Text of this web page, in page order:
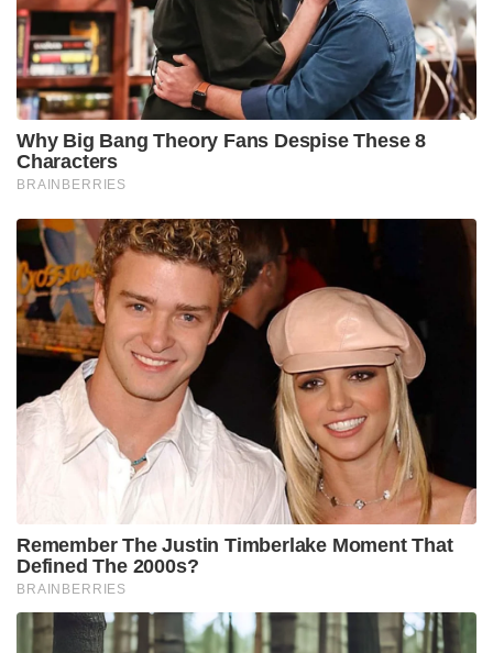
Why Big Bang Theory Fans Despise These 8
Characters
BRAINBERRIES
Remember The Justin Timberlake Moment That
Defined The 2000s?
BRAINBERRIES